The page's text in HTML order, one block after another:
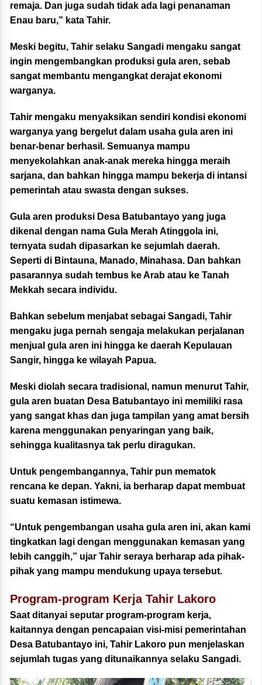
remaja. Dan juga sudah tidak ada lagi penanaman
Enau baru,” kata Tahir.
Meski begitu, Tahir selaku Sangadi mengaku sangat
ingin mengembangkan produksi gula aren, sebab
sangat membantu mengangkat derajat ekonomi
warganya.
Tahir mengaku menyaksikan sendiri kondisi ekonomi
warganya yang bergelut dalam usaha gula aren ini
benar-benar berhasil. Semuanya mampu
menyekolahkan anak-anak mereka hingga meraih
sarjana, dan bahkan hingga mampu bekerja di intansi
pemerintah atau swasta dengan sukses.
Gula aren produksi Desa Batubantayo yang juga
dikenal dengan nama Gula Merah Atinggola ini,
ternyata sudah dipasarkan ke sejumlah daerah.
Seperti di Bintauna, Manado, Minahasa. Dan bahkan
pasarannya sudah tembus ke Arab atau ke Tanah
Mekkah secara individu.
Bahkan sebelum menjabat sebagai Sangadi, Tahir
mengaku juga pernah sengaja melakukan perjalanan
menjual gula aren ini hingga ke daerah Kepulauan
Sangir, hingga ke wilayah Papua.
Meski diolah secara tradisional, namun menurut Tahir,
gula aren buatan Desa Batubantayo ini memiliki rasa
yang sangat khas dan juga tampilan yang amat bersih
karena menggunakan penyaringan yang baik,
sehingga kualitasnya tak perlu diragukan.
Untuk pengembangannya, Tahir pun mematok
rencana ke depan. Yakni, ia berharap dapat membuat
suatu kemasan istimewa.
“Untuk pengembangan usaha gula aren ini, akan kami
tingkatkan lagi dengan menggunakan kemasan yang
lebih canggih,” ujar Tahir seraya berharap ada pihak-
pihak yang mampu mendukung upaya tersebut.
Program-program Kerja Tahir Lakoro
Saat ditanyai seputar program-program kerja,
kaitannya dengan pencapaian visi-misi pemerintahan
Desa Batubantayo ini, Tahir Lakoro pun menjelaskan
sejumlah tugas yang ditunaikannya selaku Sangadi.